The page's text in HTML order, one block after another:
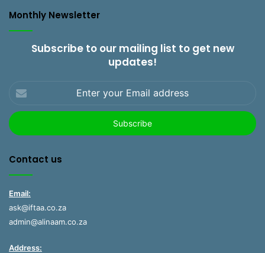
Monthly Newsletter
Subscribe to our mailing list to get new
updates!
your
Email
address
Contact us
Email:
ask@iftaa.co.za
admin@alinaam.co.za
Address: